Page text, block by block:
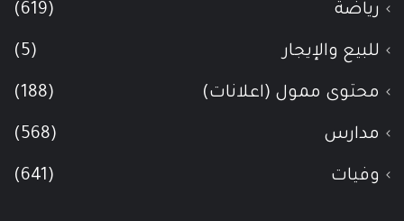
رياضة (619)
للبيع والإيجار (5)
محتوى ممول (اعلانات) (188)
مدارس (568)
وفيات (641)